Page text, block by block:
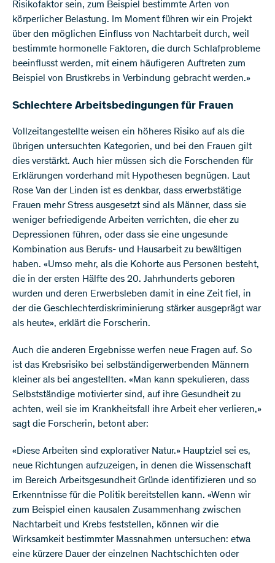
Risikofaktor sein, zum Beispiel bestimmte Arten von
körperlicher Belastung. Im Moment führen wir ein Projekt
über den möglichen Einfluss von Nachtarbeit durch, weil
bestimmte hormonelle Faktoren, die durch Schlafprobleme
beeinflusst werden, mit einem häufigeren Auftreten zum
Beispiel von Brustkrebs in Verbindung gebracht werden.»
Schlechtere Arbeitsbedingungen für Frauen
Vollzeitangestellte weisen ein höheres Risiko auf als die
übrigen untersuchten Kategorien, und bei den Frauen gilt
dies verstärkt. Auch hier müssen sich die Forschenden für
Erklärungen vorderhand mit Hypothesen begnügen. Laut
Rose Van der Linden ist es denkbar, dass erwerbstätige
Frauen mehr Stress ausgesetzt sind als Männer, dass sie
weniger befriedigende Arbeiten verrichten, die eher zu
Depressionen führen, oder dass sie eine ungesunde
Kombination aus Berufs- und Hausarbeit zu bewältigen
haben. «Umso mehr, als die Kohorte aus Personen besteht,
die in der ersten Hälfte des 20. Jahrhunderts geboren
wurden und deren Erwerbsleben damit in eine Zeit fiel, in
der die Geschlechterdiskriminierung stärker ausgeprägt war
als heute», erklärt die Forscherin.
Auch die anderen Ergebnisse werfen neue Fragen auf. So
ist das Krebsrisiko bei selbständigerwerbenden Männern
kleiner als bei angestellten. «Man kann spekulieren, dass
Selbstständige motivierter sind, auf ihre Gesundheit zu
achten, weil sie im Krankheitsfall ihre Arbeit eher verlieren,»
sagt die Forscherin, betont aber:
«Diese Arbeiten sind explorativer Natur.» Hauptziel sei es,
neue Richtungen aufzuzeigen, in denen die Wissenschaft
im Bereich Arbeitsgesundheit Gründe identifizieren und so
Erkenntnisse für die Politik bereitstellen kann. «Wenn wir
zum Beispiel einen kausalen Zusammenhang zwischen
Nachtarbeit und Krebs feststellen, können wir die
Wirksamkeit bestimmter Massnahmen untersuchen: etwa
eine kürzere Dauer der einzelnen Nachtschichten oder